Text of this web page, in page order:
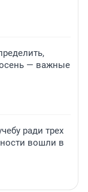
— важные
ради трех
вошли в